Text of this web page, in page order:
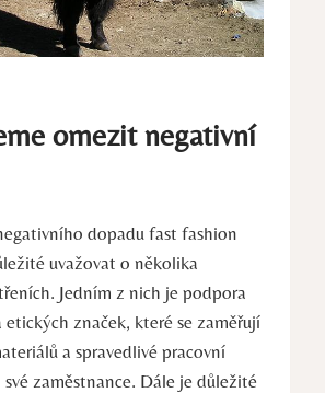
omezit negativní
dopadu fast fashion
uvažovat o několika
Jedním z nich je podpora
značek, které se zaměřují
a spravedlivé pracovní
zaměstnance. Dále je důležité